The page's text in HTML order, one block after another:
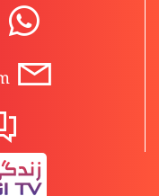
مجھ گنہگار پر رحم
آزادی اور غلامی